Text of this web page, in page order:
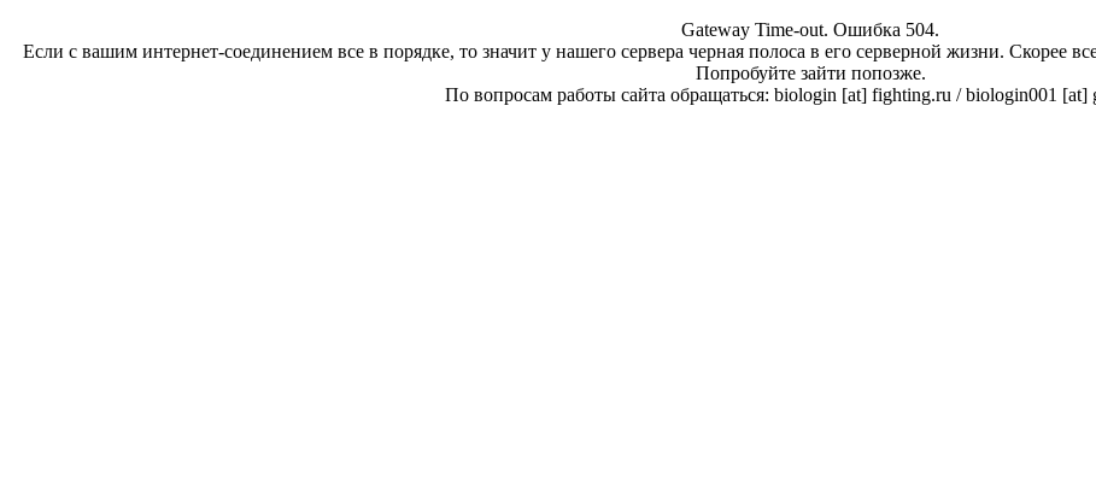
Gateway Time-out. Ошибка 504.
Если с вашим интернет-соединением все в порядке, то значит у нашего сервера черная полоса в его серверной жизни. Скорее
Попробуйте зайти попозже.
По вопросам работы сайта обращаться: biologin [at] fighting.ru / biologin001 [at]